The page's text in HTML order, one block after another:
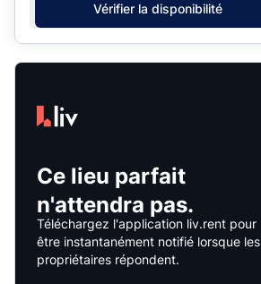
Vérifier la disponibilité
Ce lieu parfait
n'attendra pas.
Téléchargez l'application liv.rent pour
être instantanément notifié lorsque les
propriétaires répondent.